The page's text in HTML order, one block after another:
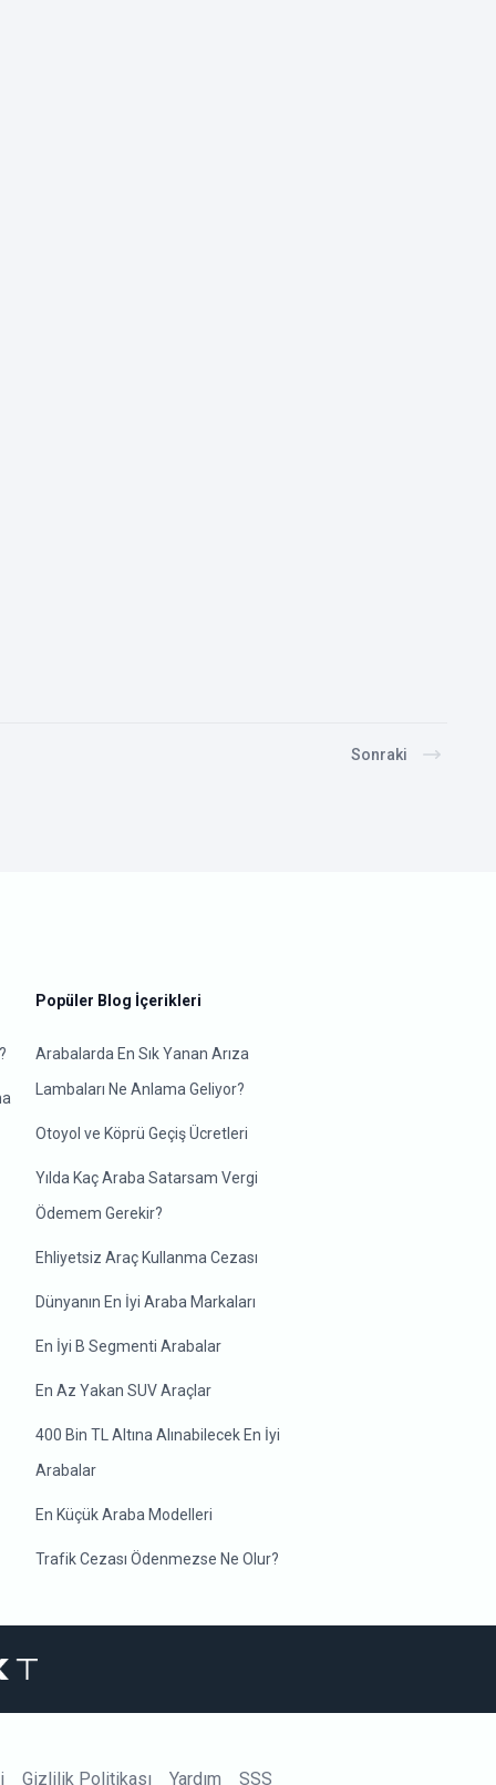
Sonraki
Popüler Blog İçerikleri
Arabalarda En Sık Yanan Arıza
Lambaları Ne Anlama Geliyor?
Otoyol ve Köprü Geçiş Ücretleri
Yılda Kaç Araba Satarsam Vergi
Ödemem Gerekir?
Ehliyetsiz Araç Kullanma Cezası
Dünyanın En İyi Araba Markaları
En İyi B Segmenti Arabalar
En Az Yakan SUV Araçlar
400 Bin TL Altına Alınabilecek En İyi
Arabalar
En Küçük Araba Modelleri
Trafik Cezası Ödenmezse Ne Olur?
Gizlilik Politikası Yardım SSS